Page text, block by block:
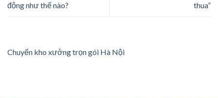
động như thế nào?
thua”
Chuyển kho xưởng trọn gói Hà Nội